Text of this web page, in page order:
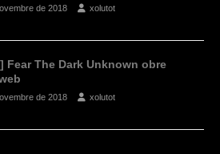
de 2018 xolutot
Fear The Dark Unknown obre
de 2018 xolutot